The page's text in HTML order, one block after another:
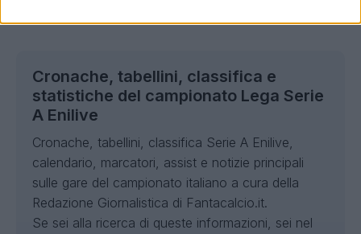
Cronache, tabellini, classifica e
statistiche del campionato Lega Serie
A Enilive
Cronache, tabellini, classifica Serie A Enilive,
calendario, marcatori, assist e notizie principali
sulle gare del campionato italiano a cura della
Redazione Giornalistica di Fantacalcio.it.
Se sei alla ricerca di queste informazioni, sei nel